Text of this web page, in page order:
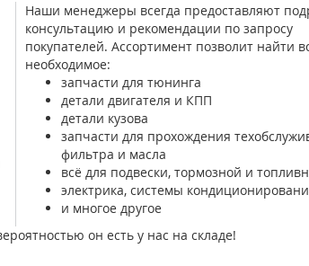
Наши менеджеры всегда предоставляют
консультацию и рекомендации по запросу
покупателей. Ассортимент позволит найти
необходимое:
запчасти для тюнинга
детали двигателя и КПП
детали кузова
запчасти для прохождения
фильтра и масла
всё для подвески, тормозной и
электрика, системы
и многое другое
он есть у нас на складе!